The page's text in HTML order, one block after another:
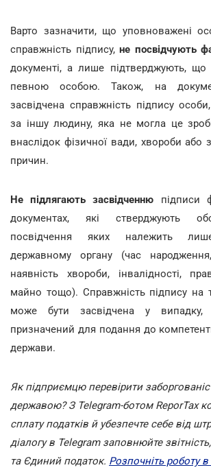
Варто зазначити, що уповноважені
справжність підпису, не посвідчують
документі, а лише підтверджують, що
певною особою. Також, на
засвідчена справжність підпису
за іншу людину, яка не могла це
внаслідок фізичної вади, хвороби або
причин.
Не підлягають засвідченню підписи
документах, які стверджують
посвідчення яких належить
державному органу (час
наявність хвороби, інвалідності,
майно тощо). Справжність підпису на
може бути засвідчена у
призначений для подання до
держави.
Як підприємцю перевірити
державою? З Telegram-ботом ReporTax
сплату податків й убезпечте себе від
діалогу в Telegram заповнюйте
та Єдиний податок. Розпочніть роботу